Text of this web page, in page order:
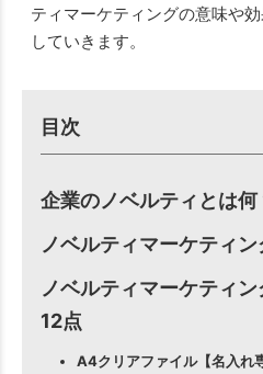
ティマーケティングの意味や
していきます。
目次
企業のノベルティとは何
ノベルティマーケティ
ノベルティマーケティ
12点
A4クリアファイル【名入れ